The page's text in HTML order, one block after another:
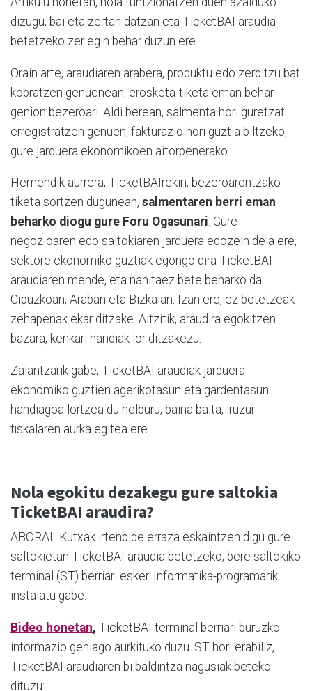
dizugu, bai eta zertan datzan eta TicketBAI araudia
betetzeko zer egin behar duzun ere.
Orain arte, araudiaren arabera, produktu edo zerbitzu bat
kobratzen genuenean, erosketa-tiketa eman behar
genion bezeroari. Aldi berean, salmenta hori guretzat
erregistratzen genuen, fakturazio hori guztia biltzeko,
gure jarduera ekonomikoen aitorpenerako.
Hemendik aurrera, TicketBAIrekin, bezeroarentzako
tiketa sortzen dugunean, salmentaren berri eman
beharko diogu gure Foru Ogasunari. Gure
negozioaren edo saltokiaren jarduera edozein dela ere,
sektore ekonomiko guztiak egongo dira TicketBAI
araudiaren mende, eta nahitaez bete beharko da
Gipuzkoan, Araban eta Bizkaian. Izan ere, ez betetzeak
zehapenak ekar ditzake. Aitzitik, araudira egokitzen
bazara, kenkari handiak lor ditzakezu.
Zalantzarik gabe, TicketBAI araudiak jarduera
ekonomiko guztien agerikotasun eta gardentasun
handiagoa lortzea du helburu, baina baita, iruzur
fiskalaren aurka egitea ere.
Nola egokitu dezakegu gure saltokia
TicketBAI araudira?
ABORAL Kutxak irtenbide erraza eskaintzen digu gure
saltokietan TicketBAI araudia betetzeko, bere saltokiko
terminal (ST) berriari esker. Informatika-programarik
instalatu gabe.
Bideo honetan, TicketBAI terminal berriari buruzko
informazio gehiago aurkituko duzu. ST hori erabiliz,
TicketBAI araudiaren bi baldintza nagusiak beteko
dituzu: